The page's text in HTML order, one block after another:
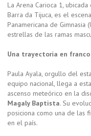
La Arena Carioca 1,
Barra da Tijuca, es el
Panamericana de Gimnasia
estrellas de las ramas
Una trayectoria en franco
Paula Ayala, orgullo del
equipo nacional, llega a
ascenso meteórico en la
Magaly Baptista. Su
posiciona como una de las
en el país.